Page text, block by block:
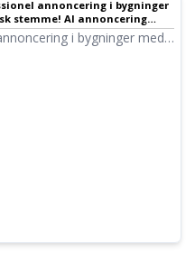
annoncering i bygninger
stemme! AI annoncering
Tekst-til-tale software
i bygninger med